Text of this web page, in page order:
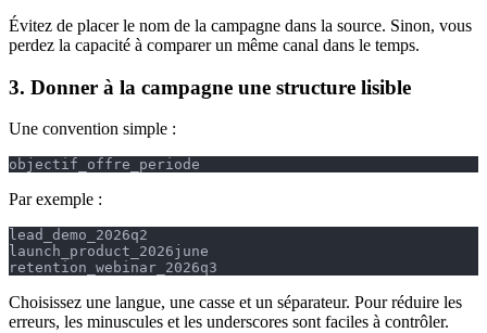
Évitez de placer le nom de la campagne dans la source. Sinon, vous
perdez la capacité à comparer un même canal dans le temps.
3. Donner à la campagne une structure lisible
Une convention simple :
objectif_offre_periode
Par exemple :
lead_demo_2026q2
launch_product_2026june
retention_webinar_2026q3
Choisissez une langue, une casse et un séparateur. Pour réduire les
erreurs, les minuscules et les underscores sont faciles à contrôler.